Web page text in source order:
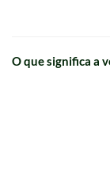
O que significa a